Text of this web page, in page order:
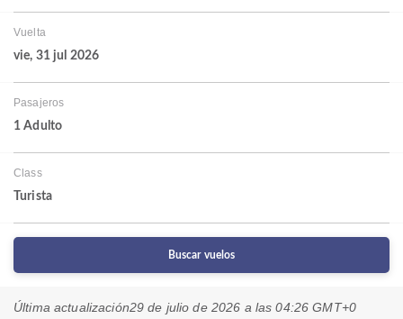
Vuelta
vie, 31 jul 2026
Pasajeros
1 Adulto
Class
Turista
Buscar vuelos
Última actualización29 de julio de 2026 a las 04:26 GMT+0